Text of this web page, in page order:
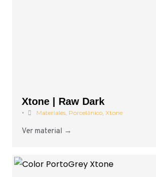
Xtone | Raw Dark
• Materiales, Porcelánico, Xtone
Ver material →